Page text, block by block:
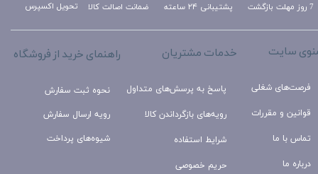
تحویل اکسپرس پشتیبانی ۲۴ ساعته 7 روز مهلت بازگشت ضمانت اصالت کالا
راهنمای خرید از فروشگاه
نحوه ثبت سفارش
رویه ارسال سفارش
شیوه‌های پرداخت
خدمات مشتریان
پاسخ به پرسش‌های متداول
رویه‌های بازگرداندن کالا
شرایط استفاده
حریم خصوصی
سایت
فرصت‌های شغلی
قوانین و مقررات
تماس با ما
درباره ما